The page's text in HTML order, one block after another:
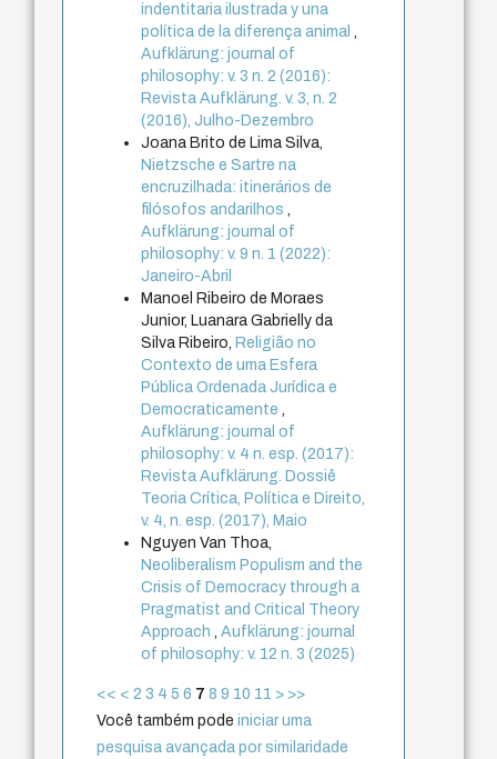
indentitaria ilustrada y una
política de la diferença animal,
Aufklärung: journal of
philosophy: v. 3 n. 2 (2016):
Revista Aufklärung. v. 3, n. 2
(2016), Julho-Dezembro
Joana Brito de Lima Silva,
Nietzsche e Sartre na
encruzilhada: itinerários de
filósofos andarilhos,
Aufklärung: journal of
philosophy: v. 9 n. 1 (2022):
Janeiro-Abril
Manoel Ribeiro de Moraes
Junior, Luanara Gabrielly da
Silva Ribeiro, Religião no
Contexto de uma Esfera
Pública Ordenada Jurídica e
Democraticamente,
Aufklärung: journal of
philosophy: v. 4 n. esp. (2017):
Revista Aufklärung. Dossiê
Teoria Crítica, Política e Direito,
v. 4, n. esp. (2017), Maio
Nguyen Van Thoa,
Neoliberalism Populism and the
Crisis of Democracy through a
Pragmatist and Critical Theory
Approach,Aufklärung: journal
of philosophy: v. 12 n. 3 (2025)
<< < 2 3 4 5 6 7 8 9 10 11 > >>
Você também podeiniciar uma
pesquisa avançada por similaridade